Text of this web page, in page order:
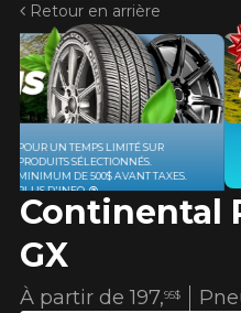
ACCUEIL
PNEUS
RECHERCHE DE
Rechercher par
Par dimensions
Recherche par dimensions
ROUES
RECHERCHE DE
ENSEMBLES
RECHERCHE
PROMOTIONS
Retour en arrière
Continental
GX
À partir de197,95$
CODE PROMO